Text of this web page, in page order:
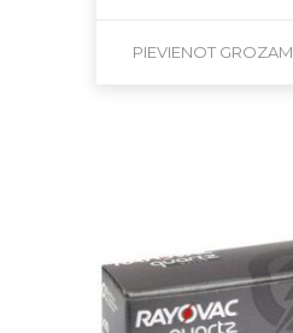
PIEVIENOT GROZAM